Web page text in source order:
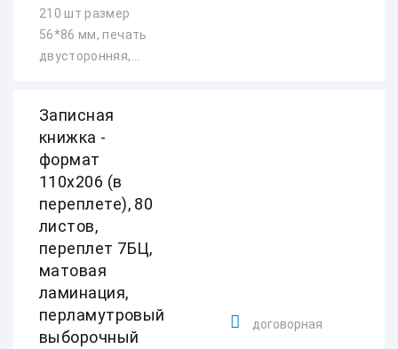
210 шт размер
56*86 мм, печать
двусторонняя,...
Записная
книжка -
формат
110х206 (в
переплете), 80
листов,
переплет 7БЦ,
матовая
ламинация,
перламутровый
выборочный
договорная